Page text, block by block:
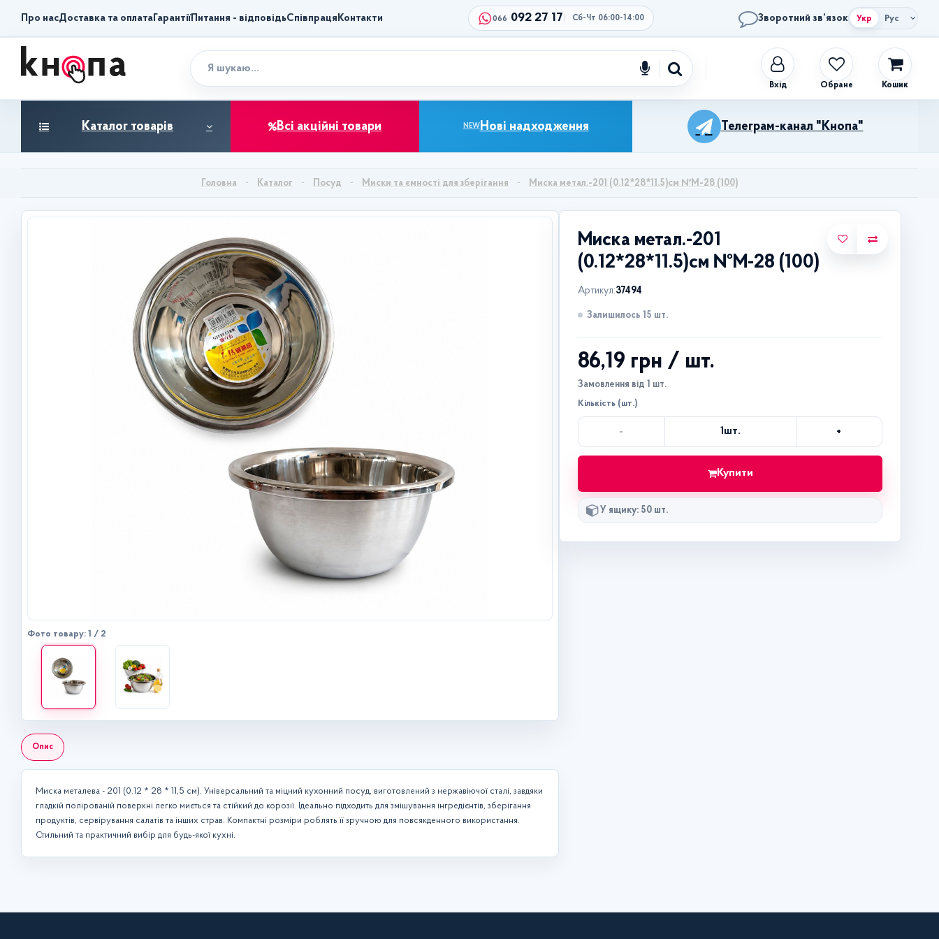
Про насДоставка та оплата ГарантіїПитання - відповідьСпівпраця Контакти 066 092 27 17 Сб-Чт 06:00-14:00 Зворотний зв’язок Укр Рус
Обране Кошик
Каталог товарів Всі акційні товари NEWНові надходження Телеграм-канал "Кнопа"
Каталог Посуд Миски та ємності для зберігання Миска метал.-201 (0.12*28*11.5)см №М-28 (100)
Фото товару: 1 / 2
Опис
Миска металева - 201 (0.12 * 28 * 11,5 см). Універсальний та міцний кухонний посуд, виготовлений з нержавіючої сталі, завдяки
гладкій полірованій поверхні легко миється та стійкий до корозії. Ідеально підходить для змішування інгредієнтів, зберігання
продуктів, сервірування салатів та інших страв. Компактні розміри роблять її зручною для повсякденного використання.
Стильний та практичний вибір для будь-якої кухні.
Миска метал.-201
(0.12*28*11.5)см №М-28 (100)
Артикул:37494
Залишилось 15 шт.
86,19 грн / шт.
Замовлення від 1 шт.
Кількість (шт.)
- 1шт. +
Купити
У ящику: 50 шт.